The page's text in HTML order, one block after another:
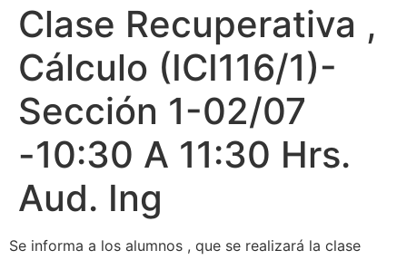
Clase Recuperativa ,
Cálculo (ICI116/1)-
Sección 1-02/07
-10:30 A 11:30 Hrs.
Aud. Ing
Se informa a los alumnos , que se realizará la clase